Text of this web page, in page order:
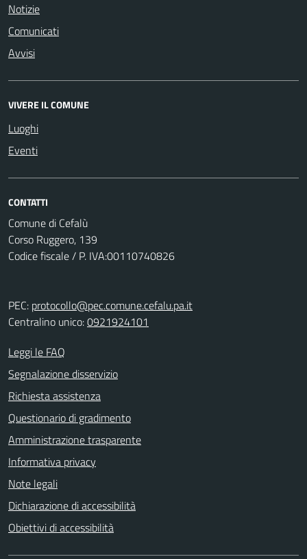
Notizie
Comunicati
Avvisi
VIVERE IL COMUNE
Luoghi
Eventi
CONTATTI
Comune di Cefalù
Corso Ruggero, 139
Codice fiscale / P. IVA:00110740826
PEC: protocollo@pec.comune.cefalu.pa.it
Centralino unico:0921924101
Leggi le FAQ
Segnalazione disservizio
Richiesta assistenza
Questionario di gradimento
Amministrazione trasparente
Informativa privacy
Note legali
Dichiarazione di accessibilità
Obiettivi di accessibilità